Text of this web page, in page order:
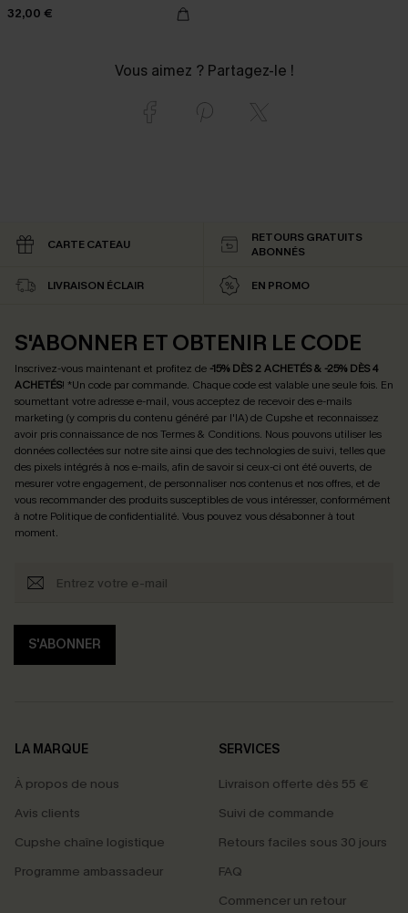
32,00 €
Vous aimez ? Partagez-le !
CARTE CATEAU
RETOURS GRATUITS
ABONNÉS
LIVRAISON ÉCLAIR EN PROMO
S'ABONNER ET OBTENIR LE CODE
Inscrivez-vous maintenant et profitez de -15% DÈS 2 ACHETÉS & -25% DÈS 4
ACHETÉS! *Un code par commande. Chaque code est valable une seule fois. En
soumettant votre adresse e-mail, vous acceptez de recevoir des e-mails
marketing (y compris du contenu généré par l'IA) de Cupshe et reconnaissez
avoir pris connaissance de nosTermes & Conditions. Nous pouvons utiliser les
données collectées sur notre site ainsi que des technologies de suivi, telles que
des pixels intégrés à nos e-mails, afin de savoir si ceux-ci ont été ouverts, de
mesurer votre engagement, de personnaliser nos contenus et nos offres, et de
vous recommander des produits susceptibles de vous intéresser, conformément
à notre Politique de confidentialité. Vous pouvez vous désabonner à tout
moment.
S'ABONNER
LA MARQUE
À propos de nous
Avis clients
Cupshe chaîne logistique
Programme ambassadeur
SERVICES
Livraison offerte dès 55 €
Suivi de commande
Retours faciles sous 30 jours
FAQ
Commencer un retour